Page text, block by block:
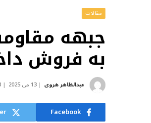
مقالات
جبهه
به فروش
عبدالظاهر هروی 13 می 2025
Facebook